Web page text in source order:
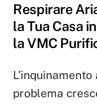
Respirare
la Tua Casa
la VMC
problema